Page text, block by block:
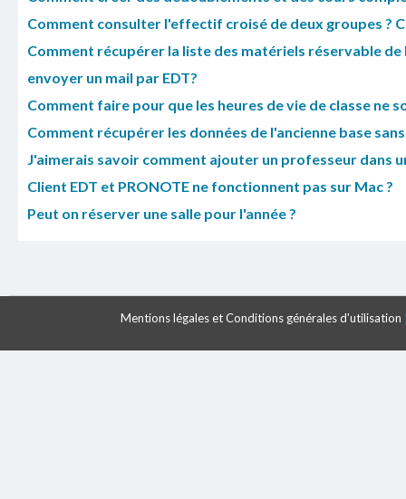
Comment consulter l'effectif croisé de deux groupes ?
Comment récupérer la liste des matériels réservable de
envoyer un mail par EDT?
Comment faire pour que les heures de vie de classe ne
Comment récupérer les données de l'ancienne base
J'aimerais savoir comment ajouter un professeur dans
Client EDT et PRONOTE ne fonctionnent pas sur Mac ?
Peut on réserver une salle pour l'année ?
Mentions légales et Conditions générales d'utilisation